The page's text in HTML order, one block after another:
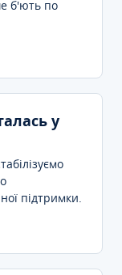
б'ють по
у
підтримки.